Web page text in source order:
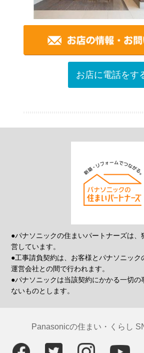
お店に電話をす
●パナソニックの住まいパートナーズは、
営しています。
●工事請負契約は、お客様とパナソニック
運営会社との間で行われます。
●パナソニックは当該契約にかかる一切の
ないものとします。
Panasonicの住まい・くらし